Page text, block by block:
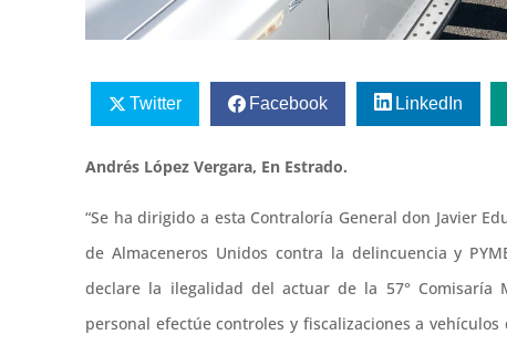
Twitter Facebook LinkedIn
Andrés López Vergara, En Estrado.
“Se ha dirigido a esta Contraloría General don Javier
de Almaceneros Unidos contra la delincuencia y
declare la ilegalidad del actuar de la 57°
personal efectúe controles y fiscalizaciones a